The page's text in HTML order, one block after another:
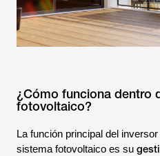
¿Cómo funciona dentro
fotovoltaico?
La función principal del
sistema fotovoltaico es su